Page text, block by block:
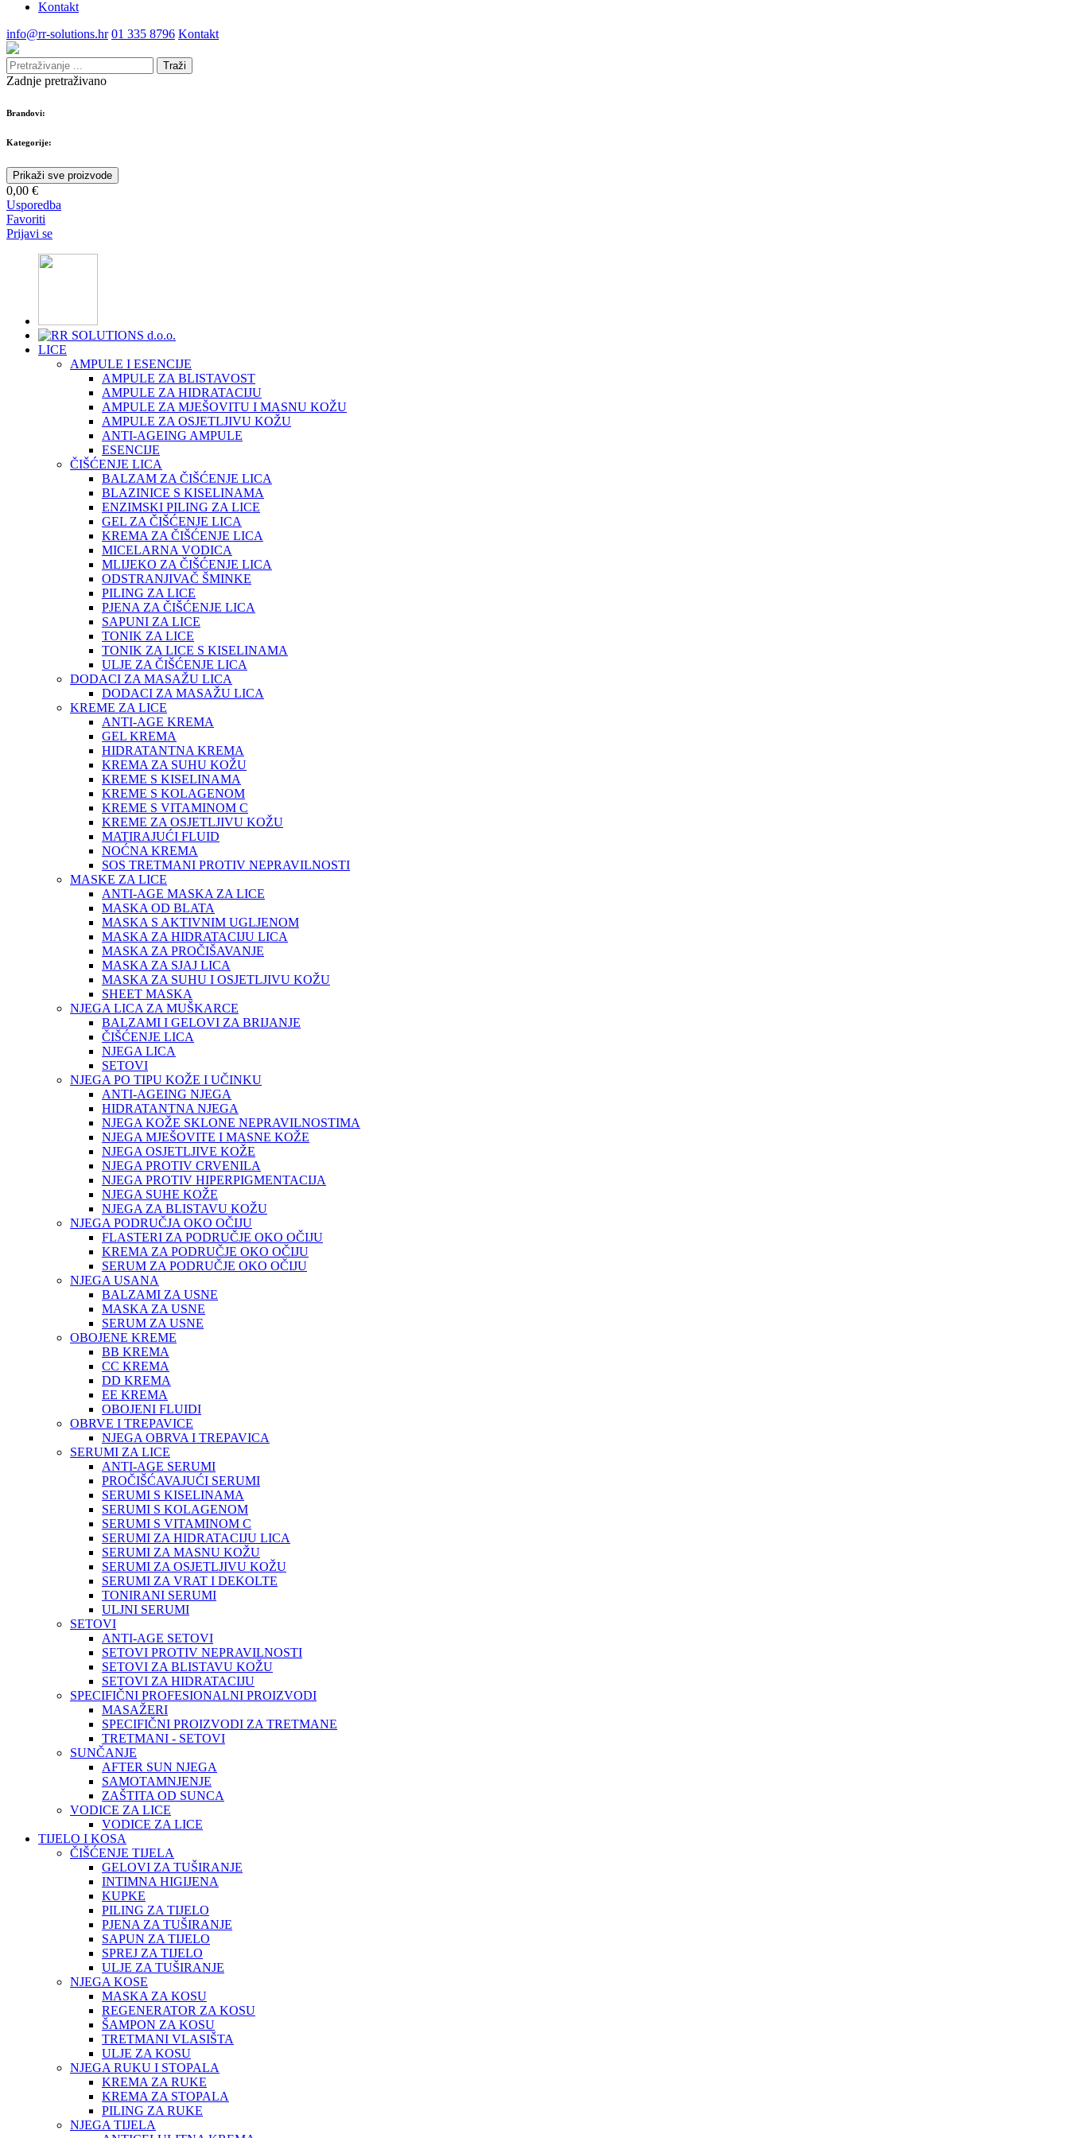
Kontakt
info@rr-solutions.hr 01 335 8796 Kontakt
Traži
Zadnje pretraživano
Brandovi:
Kategorije:
Prikaži sve proizvode
0,00 €
Usporedba
Favoriti
Prijavi se
LICE
AMPULE I ESENCIJE
AMPULE ZA BLISTAVOST
AMPULE ZA HIDRATACIJU
AMPULE ZA MJEŠOVITU I MASNU KOŽU
AMPULE ZA OSJETLJIVU KOŽU
ANTI-AGEING AMPULE
ESENCIJE
ČIŠĆENJE LICA
BALZAM ZA ČIŠĆENJE LICA
BLAZINICE S KISELINAMA
ENZIMSKI PILING ZA LICE
GEL ZA ČIŠĆENJE LICA
KREMA ZA ČIŠĆENJE LICA
MICELARNA VODICA
MLIJEKO ZA ČIŠĆENJE LICA
ODSTRANJIVAČ ŠMINKE
PILING ZA LICE
PJENA ZA ČIŠĆENJE LICA
SAPUNI ZA LICE
TONIK ZA LICE
TONIK ZA LICE S KISELINAMA
ULJE ZA ČIŠĆENJE LICA
DODACI ZA MASAŽU LICA
DODACI ZA MASAŽU LICA
KREME ZA LICE
ANTI-AGE KREMA
GEL KREMA
HIDRATANTNA KREMA
KREMA ZA SUHU KOŽU
KREME S KISELINAMA
KREME S KOLAGENOM
KREME S VITAMINOM C
KREME ZA OSJETLJIVU KOŽU
MATIRAJUĆI FLUID
NOĆNA KREMA
SOS TRETMANI PROTIV NEPRAVILNOSTI
MASKE ZA LICE
ANTI-AGE MASKA ZA LICE
MASKA OD BLATA
MASKA S AKTIVNIM UGLJENOM
MASKA ZA HIDRATACIJU LICA
MASKA ZA PROČIŠAVANJE
MASKA ZA SJAJ LICA
MASKA ZA SUHU I OSJETLJIVU KOŽU
SHEET MASKA
NJEGA LICA ZA MUŠKARCE
BALZAMI I GELOVI ZA BRIJANJE
ČIŠĆENJE LICA
NJEGA LICA
SETOVI
NJEGA PO TIPU KOŽE I UČINKU
ANTI-AGEING NJEGA
HIDRATANTNA NJEGA
NJEGA KOŽE SKLONE NEPRAVILNOSTIMA
NJEGA MJEŠOVITE I MASNE KOŽE
NJEGA OSJETLJIVE KOŽE
NJEGA PROTIV CRVENILA
NJEGA PROTIV HIPERPIGMENTACIJA
NJEGA SUHE KOŽE
NJEGA ZA BLISTAVU KOŽU
NJEGA PODRUČJA OKO OČIJU
FLASTERI ZA PODRUČJE OKO OČIJU
KREMA ZA PODRUČJE OKO OČIJU
SERUM ZA PODRUČJE OKO OČIJU
NJEGA USANA
BALZAMI ZA USNE
MASKA ZA USNE
SERUM ZA USNE
OBOJENE KREME
BB KREMA
CC KREMA
DD KREMA
EE KREMA
OBOJENI FLUIDI
OBRVE I TREPAVICE
NJEGA OBRVA I TREPAVICA
SERUMI ZA LICE
ANTI-AGE SERUMI
PROČIŠĆAVAJUĆI SERUMI
SERUMI S KISELINAMA
SERUMI S KOLAGENOM
SERUMI S VITAMINOM C
SERUMI ZA HIDRATACIJU LICA
SERUMI ZA MASNU KOŽU
SERUMI ZA OSJETLJIVU KOŽU
SERUMI ZA VRAT I DEKOLTE
TONIRANI SERUMI
ULJNI SERUMI
SETOVI
ANTI-AGE SETOVI
SETOVI PROTIV NEPRAVILNOSTI
SETOVI ZA BLISTAVU KOŽU
SETOVI ZA HIDRATACIJU
SPECIFIČNI PROFESIONALNI PROIZVODI
MASAŽERI
SPECIFIČNI PROIZVODI ZA TRETMANE
TRETMANI - SETOVI
SUNČANJE
AFTER SUN NJEGA
SAMOTAMNJENJE
ZAŠTITA OD SUNCA
VODICE ZA LICE
VODICE ZA LICE
TIJELO I KOSA
ČIŠĆENJE TIJELA
GELOVI ZA TUŠIRANJE
INTIMNA HIGIJENA
KUPKE
PILING ZA TIJELO
PJENA ZA TUŠIRANJE
SAPUN ZA TIJELO
SPREJ ZA TIJELO
ULJE ZA TUŠIRANJE
NJEGA KOSE
MASKA ZA KOSU
REGENERATOR ZA KOSU
ŠAMPON ZA KOSU
TRETMANI VLASIŠTA
ULJE ZA KOSU
NJEGA RUKU I STOPALA
KREMA ZA RUKE
KREMA ZA STOPALA
PILING ZA RUKE
NJEGA TIJELA